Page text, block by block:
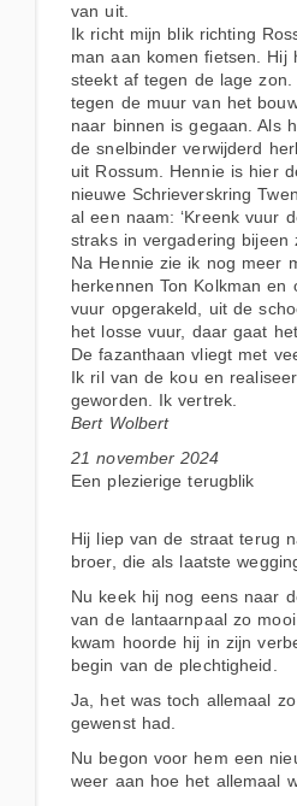
van uit.
Ik richt mijn blik richting
man aan komen fietsen.
steekt af tegen de lage
tegen de muur van het
naar binnen is gegaan. Als
de snelbinder verwijderd
uit Rossum. Hennie is hier
nieuwe Schrieverskring
al een naam: ‘Kreenk vuur
straks in vergadering bijeen
Na Hennie zie ik nog meer
herkennen Ton Kolkman
vuur opgerakeld, uit de
het losse vuur, daar gaat
De fazanthaan vliegt met
Ik ril van de kou en
geworden. Ik vertrek.
Bert Wolbert
21 november 2024
Een plezierige terugblik
Hij liep van de straat terug
broer, die als laatste
Nu keek hij nog eens naar
van de lantaarnpaal zo
kwam hoorde hij in zijn
begin van de plechtigheid.
Ja, het was toch allemaal
gewenst had.
Nu begon voor hem een
weer aan hoe het allemaal